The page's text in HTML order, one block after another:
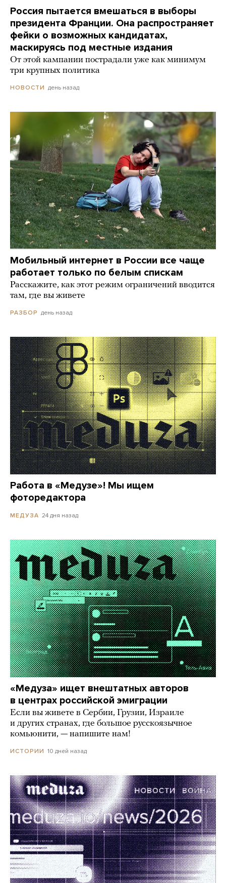
Россия пытается вмешаться в выборы
президента Франции. Она распространяет
фейки о возможных кандидатах,
маскируясь под местные издания
От этой кампании пострадали уже как минимум
три крупных политика
НОВОСТИ день назад
Мобильный интернет в России все чаще
работает только по белым спискам
Расскажите, как этот режим ограничений вводится
там, где вы живете
РАЗБОР день назад
Работа в «Медузе»! Мы ищем
фоторедактора
МЕДУЗА 24 дня назад
«Медуза» ищет внештатных авторов
в центрах российской эмиграции
Если вы живете в Сербии, Грузии, Израиле
и других странах, где большое русскоязычное
комьюнити, — напишите нам!
ИСТОРИИ 10 дней назад